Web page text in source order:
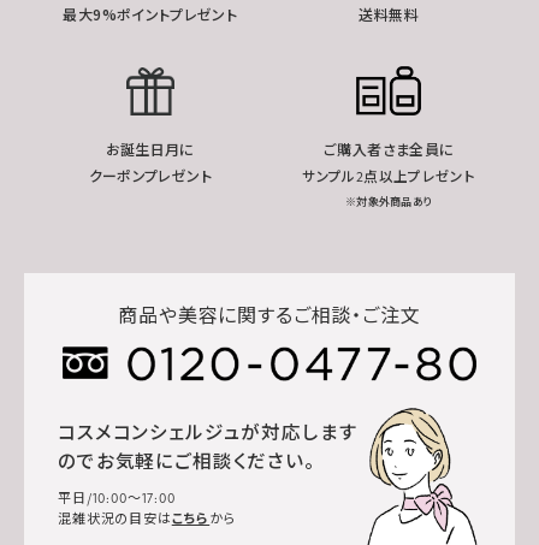
最大9%ポイントプレゼント
送料無料
お誕生日月に
クーポンプレゼント
ご購入者さま全員に
サンプル2点以上プレゼント
※対象外商品あり
商品や美容に関するご相談・ご注文
コスメコンシェルジュが対応します
のでお気軽にご相談ください。
平日/10:00～17:00
混雑状況の目安はこちら から